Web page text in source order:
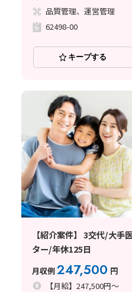
品質管理、運営管理
62498-00
キープする
【紹介案件】 3交代/大手
ター/年休125日
月収例247,500 円
【月給】247,500円～